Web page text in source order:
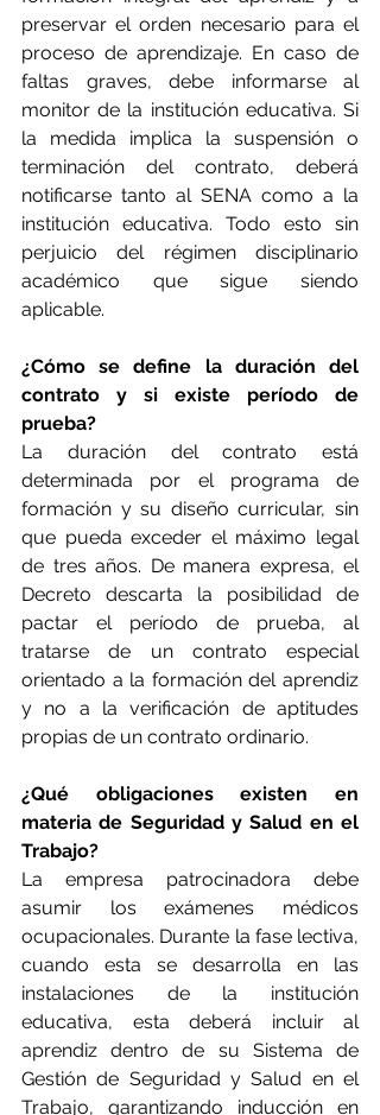
preservar el orden necesario para el
proceso de aprendizaje. En caso de
faltas graves, debe informarse al
monitor de la institución educativa. Si
la medida implica la suspensión o
terminación del contrato, deberá
notificarse tanto al SENA como a la
institución educativa. Todo esto sin
perjuicio del régimen disciplinario
académico que sigue siendo
aplicable.
¿Cómo se define la duración del
contrato y si existe período de
prueba?
La duración del contrato está
determinada por el programa de
formación y su diseño curricular, sin
que pueda exceder el máximo legal
de tres años. De manera expresa, el
Decreto descarta la posibilidad de
pactar el período de prueba, al
tratarse de un contrato especial
orientado a la formación del aprendiz
y no a la verificación de aptitudes
propias de un contrato ordinario.
¿Qué obligaciones existen en
materia de Seguridad y Salud en el
Trabajo?
La empresa patrocinadora debe
asumir los exámenes médicos
ocupacionales. Durante la fase lectiva,
cuando esta se desarrolla en las
instalaciones de la institución
educativa, esta deberá incluir al
aprendiz dentro de su Sistema de
Gestión de Seguridad y Salud en el
Trabajo, garantizando inducción en